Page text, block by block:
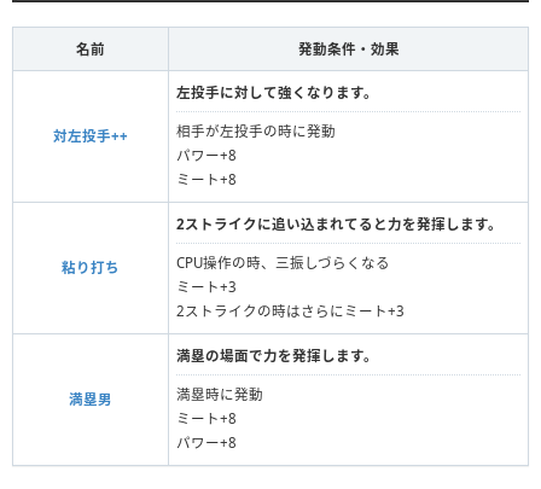
名前 発動条件・効果
対左投手++
左投手に対して強くなります。
相手が左投手の時に発動
パワー+8
ミート+8
粘り打ち
2ストライクに追い込まれてると力を発揮します。
CPU操作の時、三振しづらくなる
ミート+3
2ストライクの時はさらにミート+3
満塁男
満塁の場面で力を発揮します。
満塁時に発動
ミート+8
パワー+8